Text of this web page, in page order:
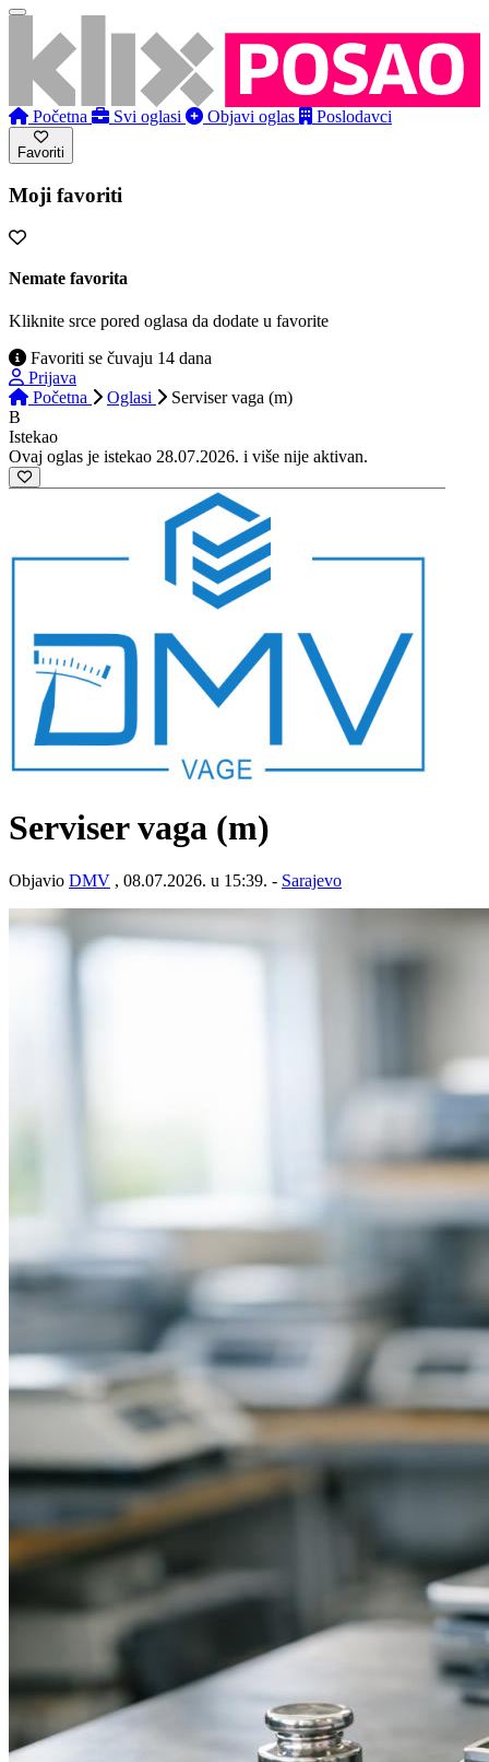
Početna Svi oglasi Objavi oglas Poslodavci
Favoriti
Moji favoriti
Nemate favorita
Kliknite srce pored oglasa da dodate u favorite
Favoriti se čuvaju 14 dana
Prijava
Početna
Oglasi
Serviser vaga (m)
B
Istekao
Ovaj oglas je istekao 28.07.2026. i više nije aktivan.
Serviser vaga (m)
Objavio DMV , 08.07.2026. u 15:39. - Sarajevo